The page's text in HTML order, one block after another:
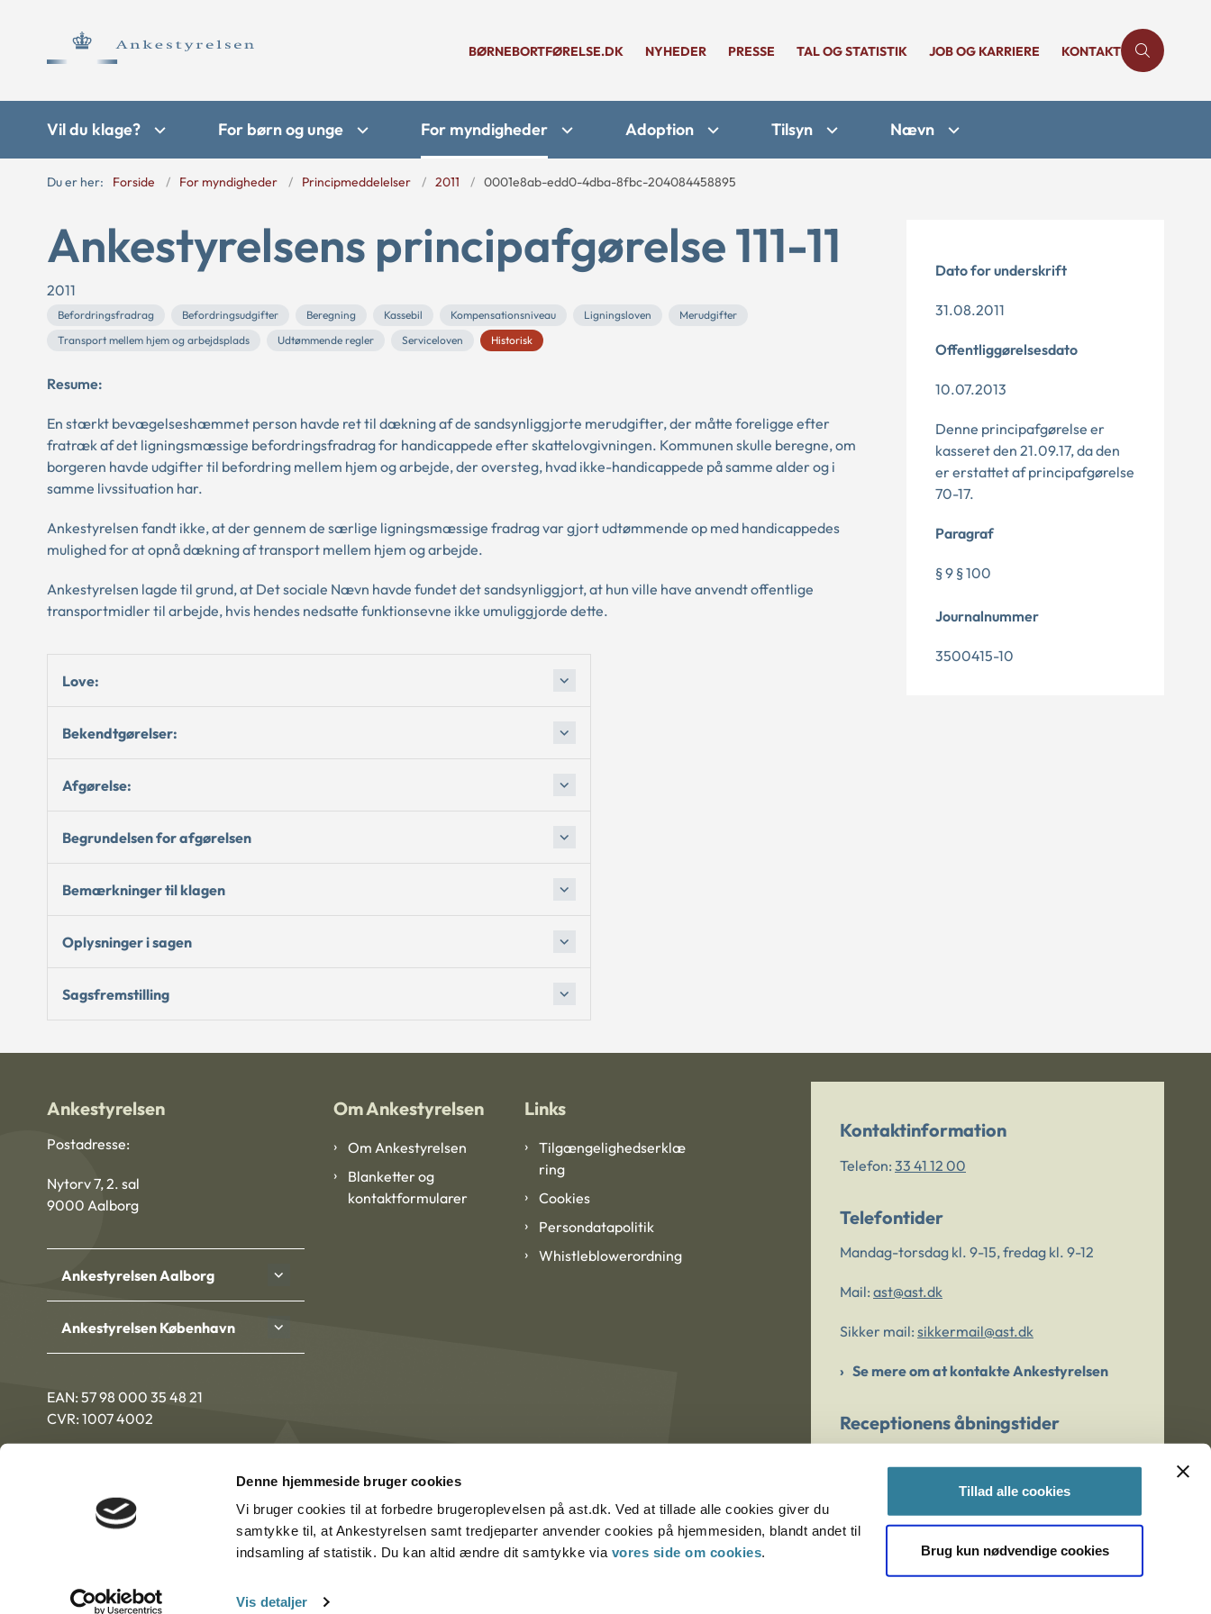
Denne hjemmeside bruger cookies
Vi bruger cookies til at forbedre brugeroplevelsen på ast.dk. Ved at tillade alle cookies giver du
samtykke til, at Ankestyrelsen samt tredjeparter anvender cookies på hjemmesiden, blandt andet til
indsamling af statistik. Du kan altid ændre dit samtykke via vores side om cookies.
Vis detaljer
Tillad alle cookies
Brug kun nødvendige cookies
BØRNEBORTFØRELSE.DK NYHEDER PRESSE TAL OG STATISTIK JOB OG KARRIERE KONTAKT
Vil du klage? For børn og unge For myndigheder Adoption Tilsyn Nævn
Du er her: Forside For myndigheder Principmeddelelser 2011 0001e8ab-edd0-4dba-8fbc-204084458895
Ankestyrelsens principafgørelse 111-11
2011
Befordringsfradrag Befordringsudgifter Beregning Kassebil Kompensationsniveau Ligningsloven
Merudgifter
Transport mellem hjem og arbejdsplads
Udtømmende regler Serviceloven Historisk
Resume:
En stærkt bevægelseshæmmet person havde ret til dækning af de sandsynliggjorte merudgifter, der måtte foreligge efter
fratræk af det ligningsmæssige befordringsfradrag for handicappede efter skattelovgivningen. Kommunen skulle beregne, om
borgeren havde udgifter til befordring mellem hjem og arbejde, der oversteg, hvad ikke-handicappede på samme alder og i
samme livssituation har.
Ankestyrelsen fandt ikke, at der gennem de særlige ligningsmæssige fradrag var gjort udtømmende op med handicappedes
mulighed for at opnå dækning af transport mellem hjem og arbejde.
Ankestyrelsen lagde til grund, at Det sociale Nævn havde fundet det sandsynliggjort, at hun ville have anvendt offentlige
transportmidler til arbejde, hvis hendes nedsatte funktionsevne ikke umuliggjorde dette.
Love:
Bekendtgørelser:
Afgørelse:
Begrundelsen for afgørelsen
Bemærkninger til klagen
Oplysninger i sagen
Sagsfremstilling
Dato for underskrift
31.08.2011
Offentliggørelsesdato
10.07.2013
Denne principafgørelse er
kasseret den 21.09.17, da den
er erstattet af principafgørelse
70-17.
Paragraf
§ 9 § 100
Journalnummer
3500415-10
Ankestyrelsen
Postadresse:
Nytorv 7, 2. sal
9000 Aalborg
Ankestyrelsen Aalborg
Ankestyrelsen København
EAN: 57 98 000 35 48 21
CVR: 1007 4002
Om Ankestyrelsen
Om Ankestyrelsen
Blanketter og
kontaktformularer
Links
Tilgængelighedserklæ
ring
Cookies
Persondatapolitik
Whistleblowerordning
Kontaktinformation
Telefon: 33 41 12 00
Telefontider
Mandag-torsdag kl. 9-15, fredag kl. 9-12
Mail: ast@ast.dk
Sikker mail: sikkermail@ast.dk
Se mere om at kontakte Ankestyrelsen
Receptionens åbningstider
Er du bekymret for et barn/en ung?